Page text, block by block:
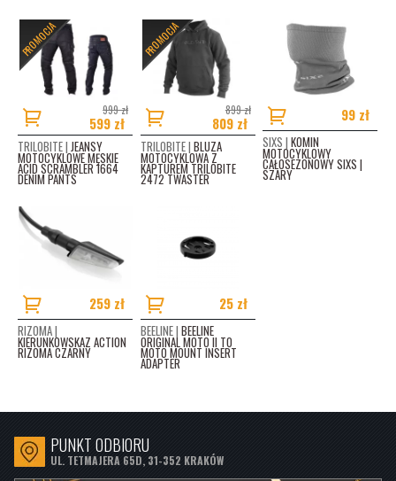
PROMOCJA
999 zł
599 zł
TRILOBITE | JEANSY
MOTOCYKLOWE MĘSKIE
ACID SCRAMBLER 1664
DENIM PANTS
PROMOCJA
899 zł
809 zł
TRILOBITE | BLUZA
MOTOCYKLOWA Z
KAPTUREM TRILOBITE
2472 TWASTER
99 zł
SIXS | KOMIN
MOTOCYKLOWY
CAŁOSEZONOWY SIXS |
SZARY
259 zł
RIZOMA |
KIERUNKOWSKAZ ACTION
RIZOMA CZARNY
25 zł
BEELINE | BEELINE
ORIGINAL MOTO II TO
MOTO MOUNT INSERT
ADAPTER
PUNKT ODBIORU
UL. TETMAJERA 65D, 31-352 KRAKÓW